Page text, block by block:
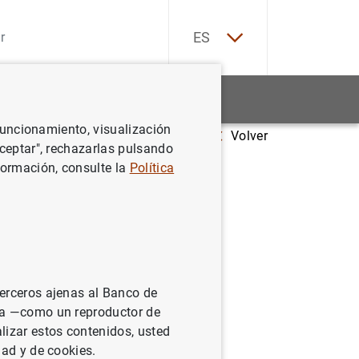
ES
Volver
visualización
rechazarlas pulsando
consulte la Política
ajenas al Banco de
—como un reproductor de
estos contenidos, usted
y de cookies.